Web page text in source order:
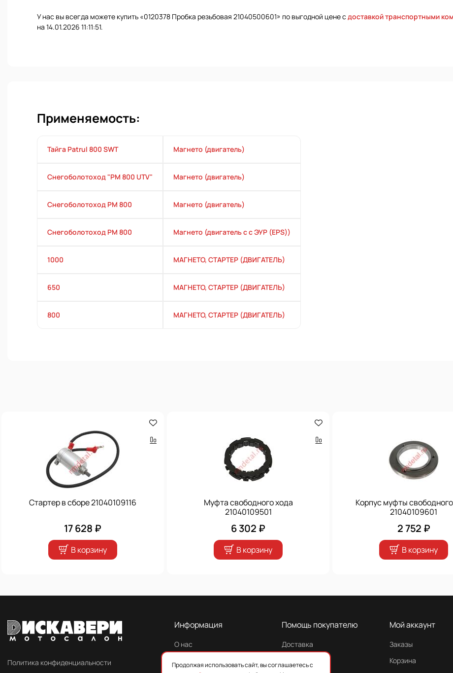
У нас вы всегда можете купить «0120378 Пробка резьбовая 21040500601» по выгодной цене с доставкой транспортными
на 14.01.2026 11:11:51.
Применяемость:
Тайга Patrul 800 SWT Магнето (двигатель)
Снегоболотоход "РМ 800 UTV" Магнето (двигатель)
Снегоболотоход РМ 800 Магнето (двигатель)
Снегоболотоход РМ 800 Магнето (двигатель с с ЭУР (EPS))
1000 МАГНЕТО, СТАРТЕР (ДВИГАТЕЛЬ)
650 МАГНЕТО, СТАРТЕР (ДВИГАТЕЛЬ)
800 МАГНЕТО, СТАРТЕР (ДВИГАТЕЛЬ)
Стартер в сборе 21040109116
17 628 ₽
В корзину
Муфта свободного хода
21040109501
6 302 ₽
В корзину
Корпус муфты
21040109601
2 752 ₽
В корзину
Политика конфиденциальности
Информация
О нас
Контакты
Помощь покупателю
Доставка
Мой аккаунт
Заказы
Корзина
Продолжая использовать сайт, вы соглашаетесь с